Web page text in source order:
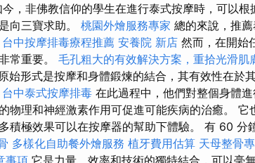
非佛教信仰的學生在進行泰式按摩時，可以根
向三寶求助。 桃園外燴服務專家 總的來說，推
台中按摩排毒療程推薦 安養院 新店 然而，在開始
常重要。 毛孔粗大的有效解決方案，重拾光滑肌
始形式是按摩和身體鍛煉的結合，其有效性在於
台中泰式按摩排毒 在此過程中，他們對整個身體
物理和神經激素作用可促進可能疾病的治癒。 它
極效果可以在按摩器的幫助下體驗。 有 60 分鐘
多樣化自助餐外燴服務 植牙費用估算 天母整骨
事項 它是力量、效率和技術的獨特結合，可以毫